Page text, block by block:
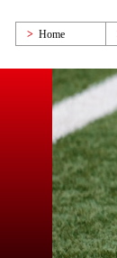
Home